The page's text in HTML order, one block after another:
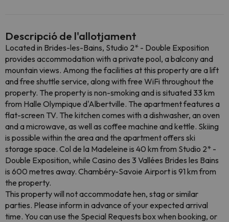
Descripció de l'allotjament
Located in Brides-les-Bains, Studio 2* - Double Exposition
provides accommodation with a private pool, a balcony and
mountain views. Among the facilities at this property are a lift
and free shuttle service, along with free WiFi throughout the
property. The property is non-smoking and is situated 33 km
from Halle Olympique d'Albertville. The apartment features a
flat-screen TV. The kitchen comes with a dishwasher, an oven
and a microwave, as well as coffee machine and kettle. Skiing
is possible within the area and the apartment offers ski
storage space. Col de la Madeleine is 40 km from Studio 2* -
Double Exposition, while Casino des 3 Vallées Brides les Bains
is 600 metres away. Chambéry-Savoie Airport is 91 km from
the property.
This property will not accommodate hen, stag or similar
parties. Please inform in advance of your expected arrival
time. You can use the Special Requests box when booking, or